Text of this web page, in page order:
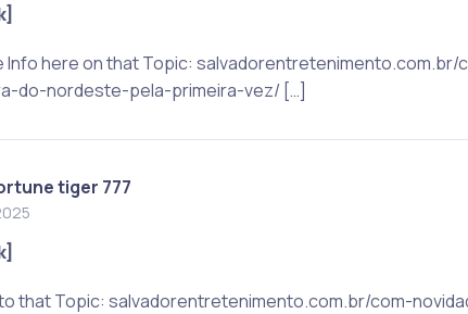
Info here on that Topic:
do-nordeste-pela-primeira-vez/ […]
tiger 777
to that Topic: salvadorentretenimento.com.br/com-